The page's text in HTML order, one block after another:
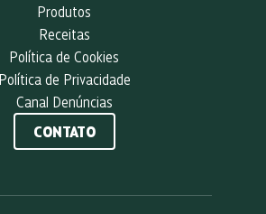
Produtos
Receitas
Política de Cookies
Política de Privacidade
Canal Denúncias
CONTATO